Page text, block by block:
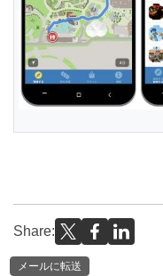
Share:
メールに転送